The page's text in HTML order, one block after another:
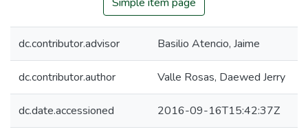
dc.contributor.advisor Basilio Atencio, Jaime
dc.contributor.author Valle Rosas, Daewed Jerry
dc.date.accessioned 2016-09-16T15:42:37Z